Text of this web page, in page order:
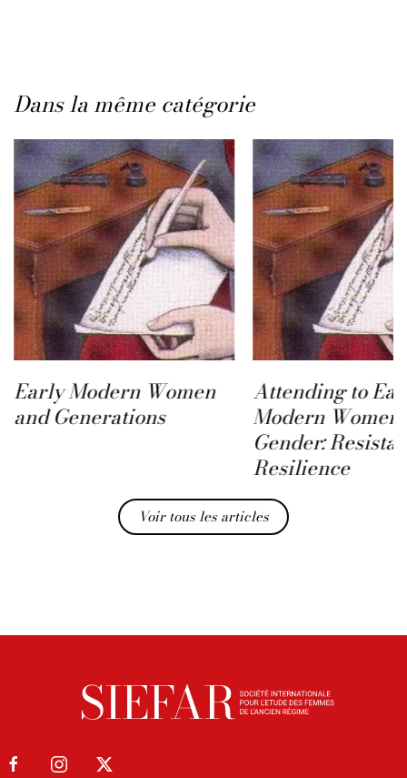
Dans la même catégorie
Early Modern Women
and Generations
Attending to
Modern Women
Gender:
Resilience
Voir tous les articles